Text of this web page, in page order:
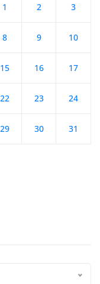
1 2 3
8 9 10
15 16 17
22 23 24
29 30 31